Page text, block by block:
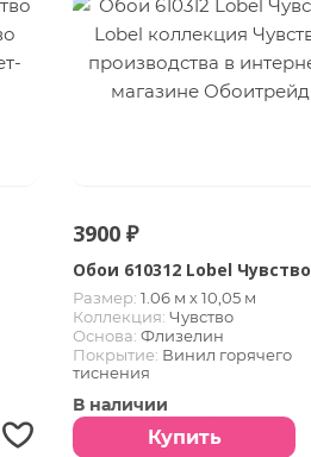
3900 ₽
Обои 610312 Lobel Чувство
Размер: 1.06 м х 10,05 м
Коллекция: Чувство
Основа: Флизелин
Покрытие: Винил горячего
тиснения
В наличии
Купить